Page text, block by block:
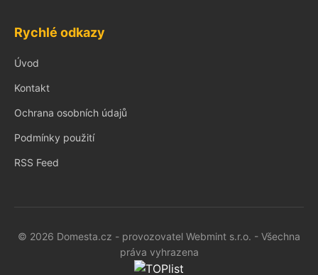
Rychlé odkazy
Úvod
Kontakt
Ochrana osobních údajů
Podmínky použití
RSS Feed
© 2026 Domesta.cz - provozovatel Webmint s.r.o. - Všechna
práva vyhrazena